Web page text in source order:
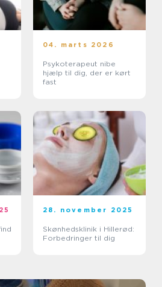
04. marts 2026
Psykoterapeut nibe
hjælp til dig, der er kørt
fast
28. november 2025
Skønhedsklinik i Hillerød:
Forbedringer til dig